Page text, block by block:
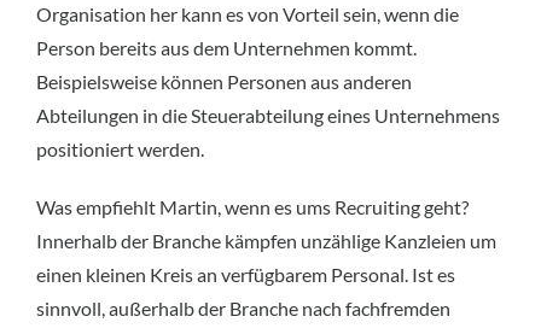
Organisation her kann es von Vorteil sein, wenn die
Person bereits aus dem Unternehmen kommt.
Beispielsweise können Personen aus anderen
Abteilungen in die Steuerabteilung eines Unternehmens
positioniert werden.
Was empfiehlt Martin, wenn es ums Recruiting geht?
Innerhalb der Branche kämpfen unzählige Kanzleien um
einen kleinen Kreis an verfügbarem Personal. Ist es
sinnvoll, außerhalb der Branche nach fachfremden